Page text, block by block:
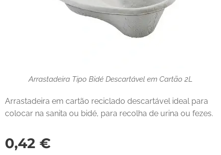
Arrastadeira Tipo Bidé Descartável em Cartão 2L
Arrastadeira em cartão reciclado descartável ideal para
colocar na sanita ou bidé, para recolha de urina ou fezes.
0,42 €